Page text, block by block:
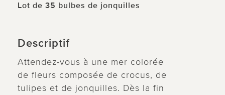
Lot de 35 bulbes de jonquilles
Descriptif
Attendez-vous à une mer colorée
de fleurs composée de crocus, de
tulipes et de jonquilles. Dès la fin